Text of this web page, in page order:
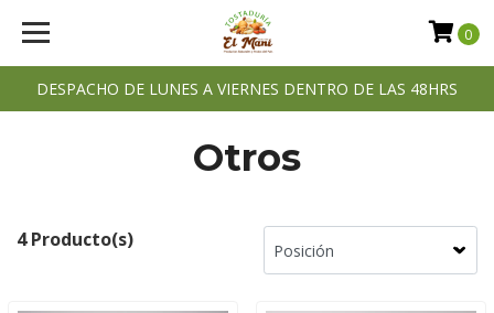
DESPACHO DE LUNES A VIERNES DENTRO DE LAS 48HRS
0
Otros
4 Producto(s)